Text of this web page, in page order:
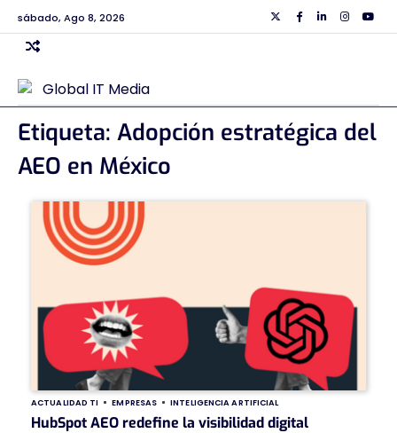
Skip
to
content
sábado, Ago 8, 2026 TwiiterFacebook
Linkedin
Etiqueta: Adopción estratégica del
AEO en México
ACTUALIDAD TI EMPRESAS INTELIGENCIA ARTIFICIAL
HubSpot AEO redefine la visibilidad digital